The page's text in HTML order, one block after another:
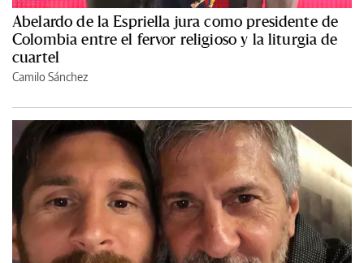
Abelardo de la Espriella jura como presidente de
Colombia entre el fervor religioso y la liturgia de
cuartel
Camilo Sánchez